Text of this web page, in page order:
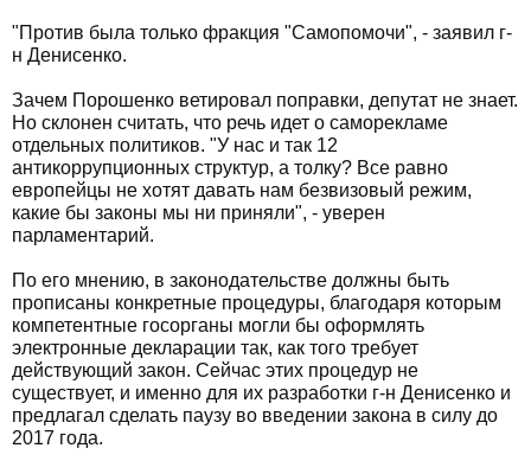
"Против была только фракция "Самопомочи", - заявил г-
н Денисенко.
Зачем Порошенко ветировал поправки, депутат не знает.
Но склонен считать, что речь идет о саморекламе
отдельных политиков. "У нас и так 12
антикоррупционных структур, а толку? Все равно
европейцы не хотят давать нам безвизовый режим,
какие бы законы мы ни приняли", - уверен
парламентарий.
По его мнению, в законодательстве должны быть
прописаны конкретные процедуры, благодаря которым
компетентные госорганы могли бы оформлять
электронные декларации так, как того требует
действующий закон. Сейчас этих процедур не
существует, и именно для их разработки г-н Денисенко и
предлагал сделать паузу во введении закона в силу до
2017 года.